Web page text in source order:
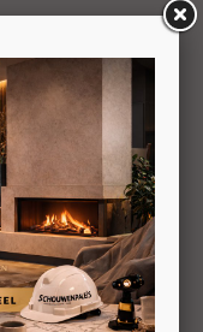
26'' Black
met